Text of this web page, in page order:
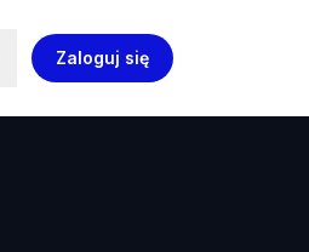
Zaloguj się